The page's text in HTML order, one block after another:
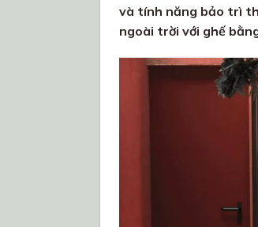
và tính năng bảo trì
ngoài trời với ghế